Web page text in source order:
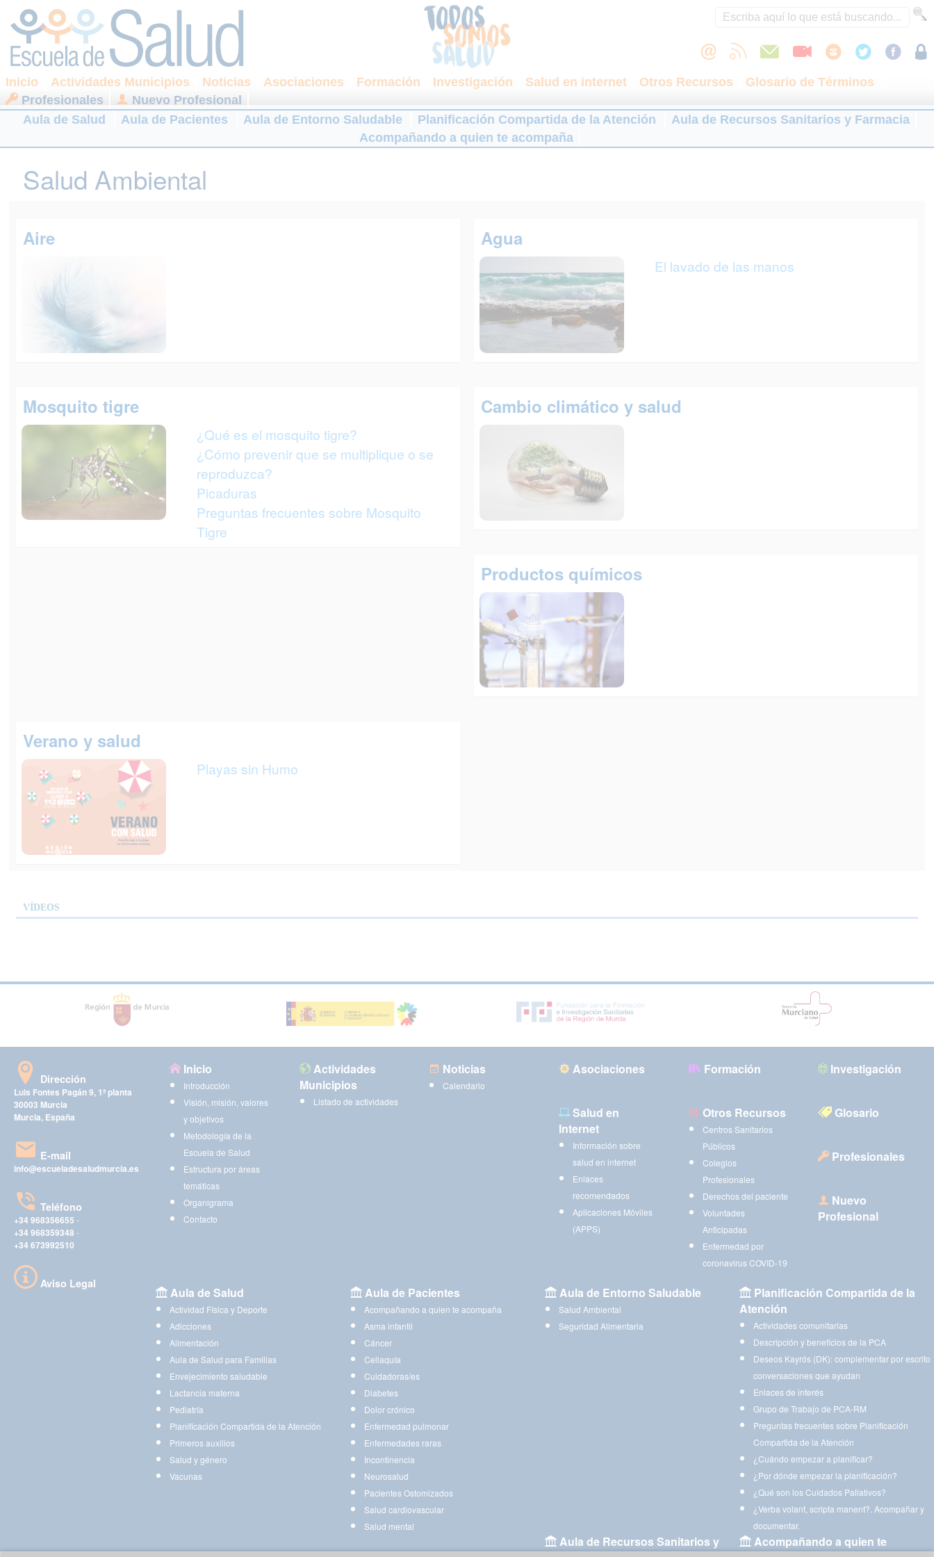
Inicio Actividades Municipios Noticias Asociaciones Formación Investigación Salud en internet Otros Recursos
Glosario de Términos
Profesionales
Nuevo Profesional
Aula de Salud
Aula de Pacientes Aula de Entorno Saludable Planificación Compartida de la Atención
Aula de Recursos Sanitarios y Farmacia
Acompañando a quien te acompaña
Salud Ambiental
Aire Agua
El lavado de las manos
Mosquito tigre
¿Qué es el mosquito tigre?
¿Cómo prevenir que se multiplique o se
reproduzca?
Picaduras
Preguntas frecuentes sobre Mosquito
Tigre
Cambio climático y salud
Productos químicos
Verano y salud
Playas sin Humo
VÍDEOS
Dirección
Luis Fontes Pagán 9, 1ª planta
30003 Murcia
Murcia, España
E-mail
info@escueladesaludmurcia.es
Teléfono
+34 968356655 -
+34 968359348 -
+34 673992510
Aviso Legal
Inicio
Introducción
Visión, misión, valores
y objetivos
Metodología de la
Escuela de Salud
Estructura por áreas
temáticas
Organigrama
Contacto
Actividades
Municipios
Listado de actividades
Noticias
Calendario
Asociaciones Formación Investigación
Salud en
Internet
Información sobre
salud en internet
Enlaces
recomendados
Aplicaciones Móviles
(APPS)
Otros Recursos
Centros Sanitarios
Públicos
Colegios
Profesionales
Derechos del paciente
Voluntades
Anticipadas
Enfermedad por
coronavirus COVID-19
Glosario
Profesionales
Nuevo
Profesional
Aula de Salud
Actividad Física y Deporte
Adicciones
Alimentación
Aula de Salud para Familias
Envejecimiento saludable
Lactancia materna
Pediatría
Planificación Compartida de la Atención
Primeros auxilios
Salud y género
Vacunas
Aula de Pacientes
Acompañando a quien te acompaña
Asma infantil
Cáncer
Celiaquía
Cuidadoras/es
Diabetes
Dolor crónico
Enfermedad pulmonar
Enfermedades raras
Incontinencia
Neurosalud
Pacientes Ostomizados
Salud cardiovascular
Salud mental
Aula de Entorno Saludable
Salud Ambiental
Seguridad Alimentaria
Planificación Compartida de la
Atención
Actividades comunitarias
Descripción y beneficios de la PCA
Deseos Kayrós (DK): complementar por escrito
conversaciones que ayudan
Enlaces de interés
Grupo de Trabajo de PCA-RM
Preguntas frecuentes sobre Planificación
Compartida de la Atención
¿Cuándo empezar a planificar?
¿Por dónde empezar la planificación?
¿Qué son los Cuidados Paliativos?
¿Verba volant, scripta manent?. Acompañar y
documentar.
Aula de Recursos Sanitarios y
Acompañando a quien te